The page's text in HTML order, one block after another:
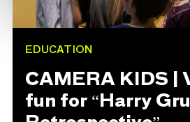
EDUCATION
CAMERA KIDS |
fun for “Harry